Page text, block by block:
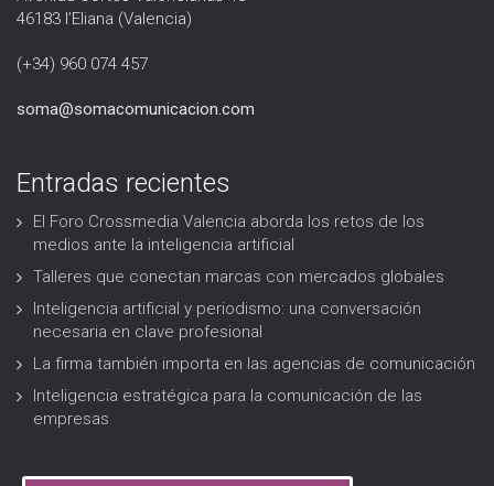
46183 l’Eliana (Valencia)
(+34) 960 074 457
soma@somacomunicacion.com
Entradas recientes
El Foro Crossmedia Valencia aborda los retos de los
medios ante la inteligencia artificial
Talleres que conectan marcas con mercados globales
Inteligencia artificial y periodismo: una conversación
necesaria en clave profesional
La firma también importa en las agencias de comunicación
Inteligencia estratégica para la comunicación de las
empresas